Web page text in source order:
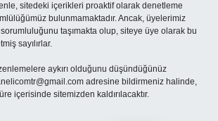
sitedeki içerikleri proaktif olarak denetleme
bulunmamaktadır. Ancak, üyelerimiz
taşımakta olup, siteye üye olarak bu
sayılırlar.
aykırı olduğunu düşündüğünüz
adresine bildirmeniz halinde,
içerisinde sitemizden kaldırılacaktır.